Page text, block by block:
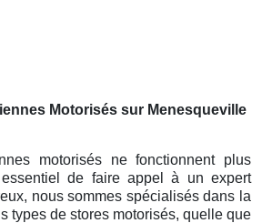
Motorisés sur Menesqueville
motorisés ne fonctionnent plus
de faire appel à un expert
nous sommes spécialisés dans la
types de stores motorisés, quelle que